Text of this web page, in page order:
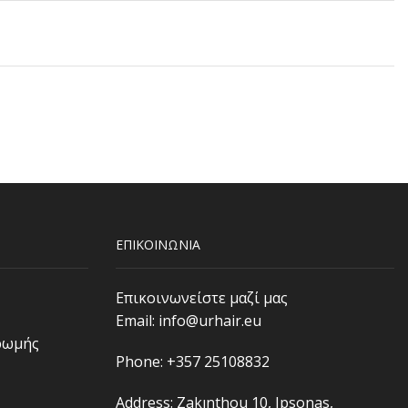
ΕΠΙΚΟΙΝΩΝΙΑ
Επικοινωνείστε μαζί μας
Email: info@urhair.eu
Phone: +357 25108832
Address: Zakınthou 10, Ipsonas,